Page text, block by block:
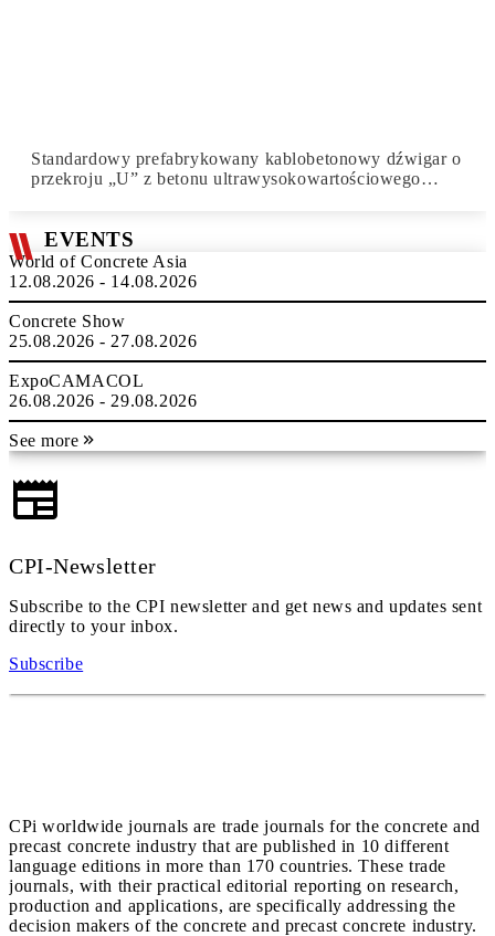
Standardowy prefabrykowany kablobetonowy dźwigar o
przekroju „U” z betonu ultrawysokowartościowego…
EVENTS
World of Concrete Asia
12.08.2026 - 14.08.2026
Concrete Show
25.08.2026 - 27.08.2026
ExpoCAMACOL
26.08.2026 - 29.08.2026
See more
CPI-Newsletter
Subscribe to the CPI newsletter and get news and updates sent
directly to your inbox.
Subscribe
CPi worldwide journals are trade journals for the concrete and
precast concrete industry that are published in 10 different
language editions in more than 170 countries. These trade
journals, with their practical editorial reporting on research,
production and applications, are specifically addressing the
decision makers of the concrete and precast concrete industry.